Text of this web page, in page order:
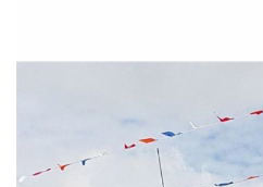
Daf XG